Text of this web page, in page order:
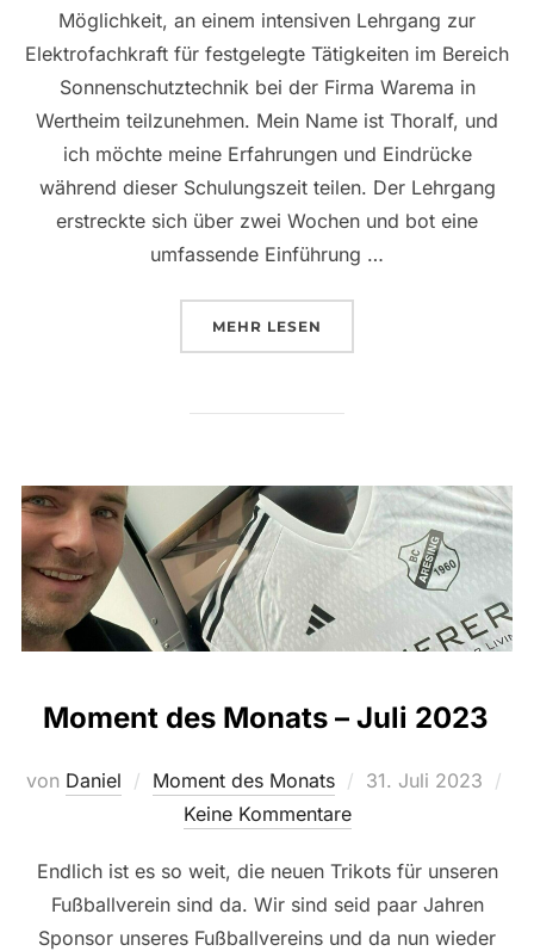
Möglichkeit, an einem intensiven Lehrgang zur
Elektrofachkraft für festgelegte Tätigkeiten im Bereich
Sonnenschutztechnik bei der Firma Warema in
Wertheim teilzunehmen. Mein Name ist Thoralf, und
ich möchte meine Erfahrungen und Eindrücke
während dieser Schulungszeit teilen. Der Lehrgang
erstreckte sich über zwei Wochen und bot eine
umfassende Einführung …
MEHR ÜBER „MOMENT DES MONATS
LESEN
Moment des Monats – Juli 2023
von Daniel Moment des Monats
Veröffentlicht
31. Juli 2023
Keine Kommentare
Endlich ist es so weit, die neuen Trikots für unseren
Fußballverein sind da. Wir sind seid paar Jahren
Sponsor unseres Fußballvereins und da nun wieder